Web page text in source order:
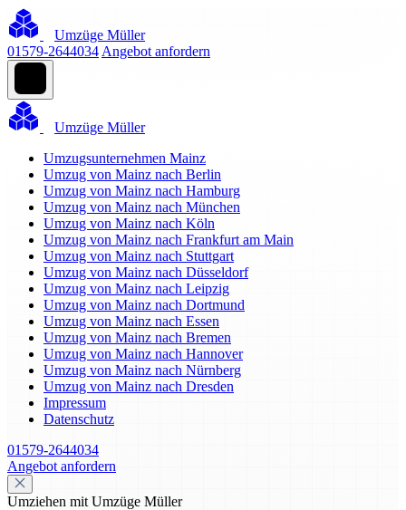
Umzüge Müller
01579-2644034 Angebot anfordern
Umzüge Müller
Umzugsunternehmen Mainz
Umzug von Mainz nach Berlin
Umzug von Mainz nach Hamburg
Umzug von Mainz nach München
Umzug von Mainz nach Köln
Umzug von Mainz nach Frankfurt am Main
Umzug von Mainz nach Stuttgart
Umzug von Mainz nach Düsseldorf
Umzug von Mainz nach Leipzig
Umzug von Mainz nach Dortmund
Umzug von Mainz nach Essen
Umzug von Mainz nach Bremen
Umzug von Mainz nach Hannover
Umzug von Mainz nach Nürnberg
Umzug von Mainz nach Dresden
Impressum
Datenschutz
01579-2644034
Angebot anfordern
Umziehen mit Umzüge Müller